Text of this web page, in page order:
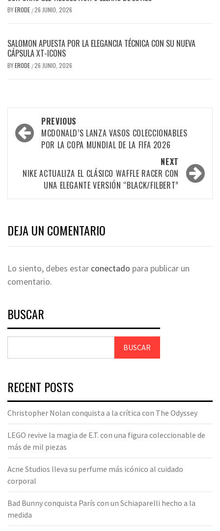
BYERODE /26 JUNIO, 2026
SALOMON APUESTA POR LA ELEGANCIA TÉCNICA CON SU NUEVA
CÁPSULA XT-ICONS
BYERODE /26 JUNIO, 2026
PREVIOUS
MCDONALD’S LANZA VASOS COLECCIONABLES
POR LA COPA MUNDIAL DE LA FIFA 2026
NEXT
NIKE ACTUALIZA EL CLÁSICO WAFFLE RACER CON
UNA ELEGANTE VERSIÓN “BLACK/FILBERT”
DEJA UN COMENTARIO
Lo siento, debes estar conectado para publicar un
comentario.
BUSCAR
BUSCAR
RECENT POSTS
Christopher Nolan conquista a la crítica con The Odyssey
LEGO revive la magia de E.T. con una figura coleccionable de
más de mil piezas
Acne Studios lleva su perfume más icónico al cuidado
corporal
Bad Bunny conquista París con un Schiaparelli hecho a la
medida